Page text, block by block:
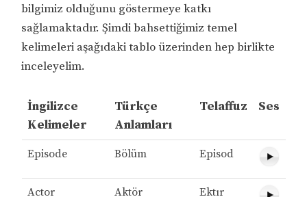
bilgimiz olduğunu göstermeye katkı
sağlamaktadır. Şimdi bahsettiğimiz temel
kelimeleri aşağıdaki tablo üzerinden hep birlikte
inceleyelim.
İngilizce
Kelimeler
Türkçe
Anlamları
Telaffuz Ses
Episode Bölüm Episod
Actor Aktör Ektır